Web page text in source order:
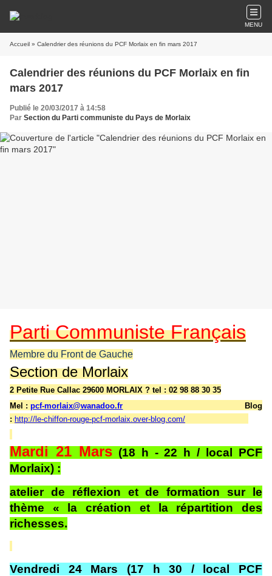
MENU
Accueil » Calendrier des réunions du PCF Morlaix en fin mars 2017
Calendrier des réunions du PCF Morlaix en fin
mars 2017
Publié le 20/03/2017 à 14:58
Par Section du Parti communiste du Pays de Morlaix
Parti Communiste Français
Membre du Front de Gauche
Section de Morlaix
2 Petite Rue Callac 29600 MORLAIX ? tel : 02 98 88 30 35
Mel :pcf-morlaix@wanadoo.fr
Blog
: http://le-chiffon-rouge-pcf-morlaix.over-blog.com/
Mardi 21 Mars(18 h - 22 h / local PCF
Morlaix) :
atelier de réflexion et de formation sur le
thème « la création et la répartition des
richesses.
Vendredi 24 Mars (17 h 30 / local PCF